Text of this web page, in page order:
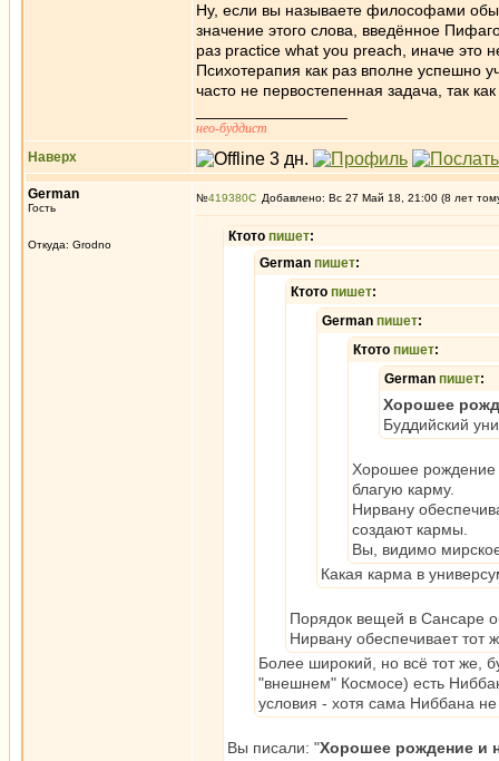
Ну, если вы называете философами
значение этого слова, введённое
раз practice what you preach, иначе это
Психотерапия как раз вполне успешно
часто не первостепенная задача, так
нео-буддист
Наверх
German
Гость
Откуда: Grodno
№419380 Добавлено: Вс 27 Май 18, 21:00 (8 лет
Ктото пишет:
German пишет:
Ктото пишет:
German пишет:
Ктото пишет:
German пишет:
Хорошее
Буддийский
Хорошее рождение
благую карму.
Нирвану
создают кармы.
Вы, видимо
Какая карма в
Порядок вещей в Сансаре
Нирвану обеспечивает тот
Более широкий, но всё тот же,
"внешнем" Космосе) есть
условия - хотя сама Ниббана
Вы писали: "Хорошее рождение и